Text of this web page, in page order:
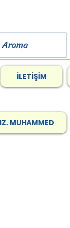
İLETİŞİM
MUHAMMED